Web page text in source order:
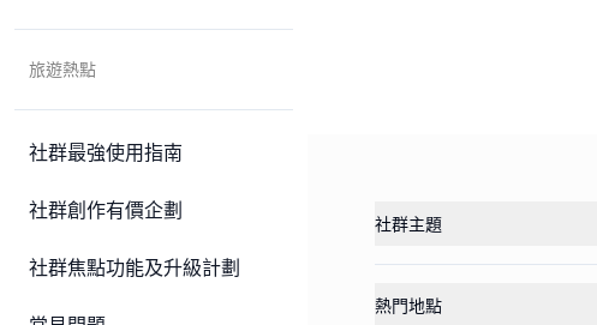
旅遊熱點
社群最強使用指南
社群創作有價企劃
社群焦點功能及升級計劃
社群主題
熱門地點